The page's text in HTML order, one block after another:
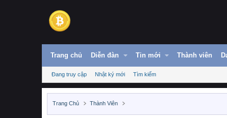
Trang chủ Diễn đàn Tin mới Thành viên
Đang truy cập Nhật ký mới Tìm kiếm
Trang Chủ Thành Viên